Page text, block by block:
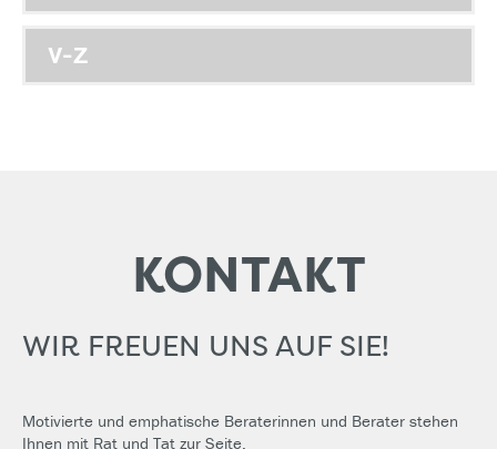
V-Z
KONTAKT
WIR FREUEN UNS AUF SIE!
Motivierte und emphatische Beraterinnen und Berater stehen
Ihnen mit Rat und Tat zur Seite.